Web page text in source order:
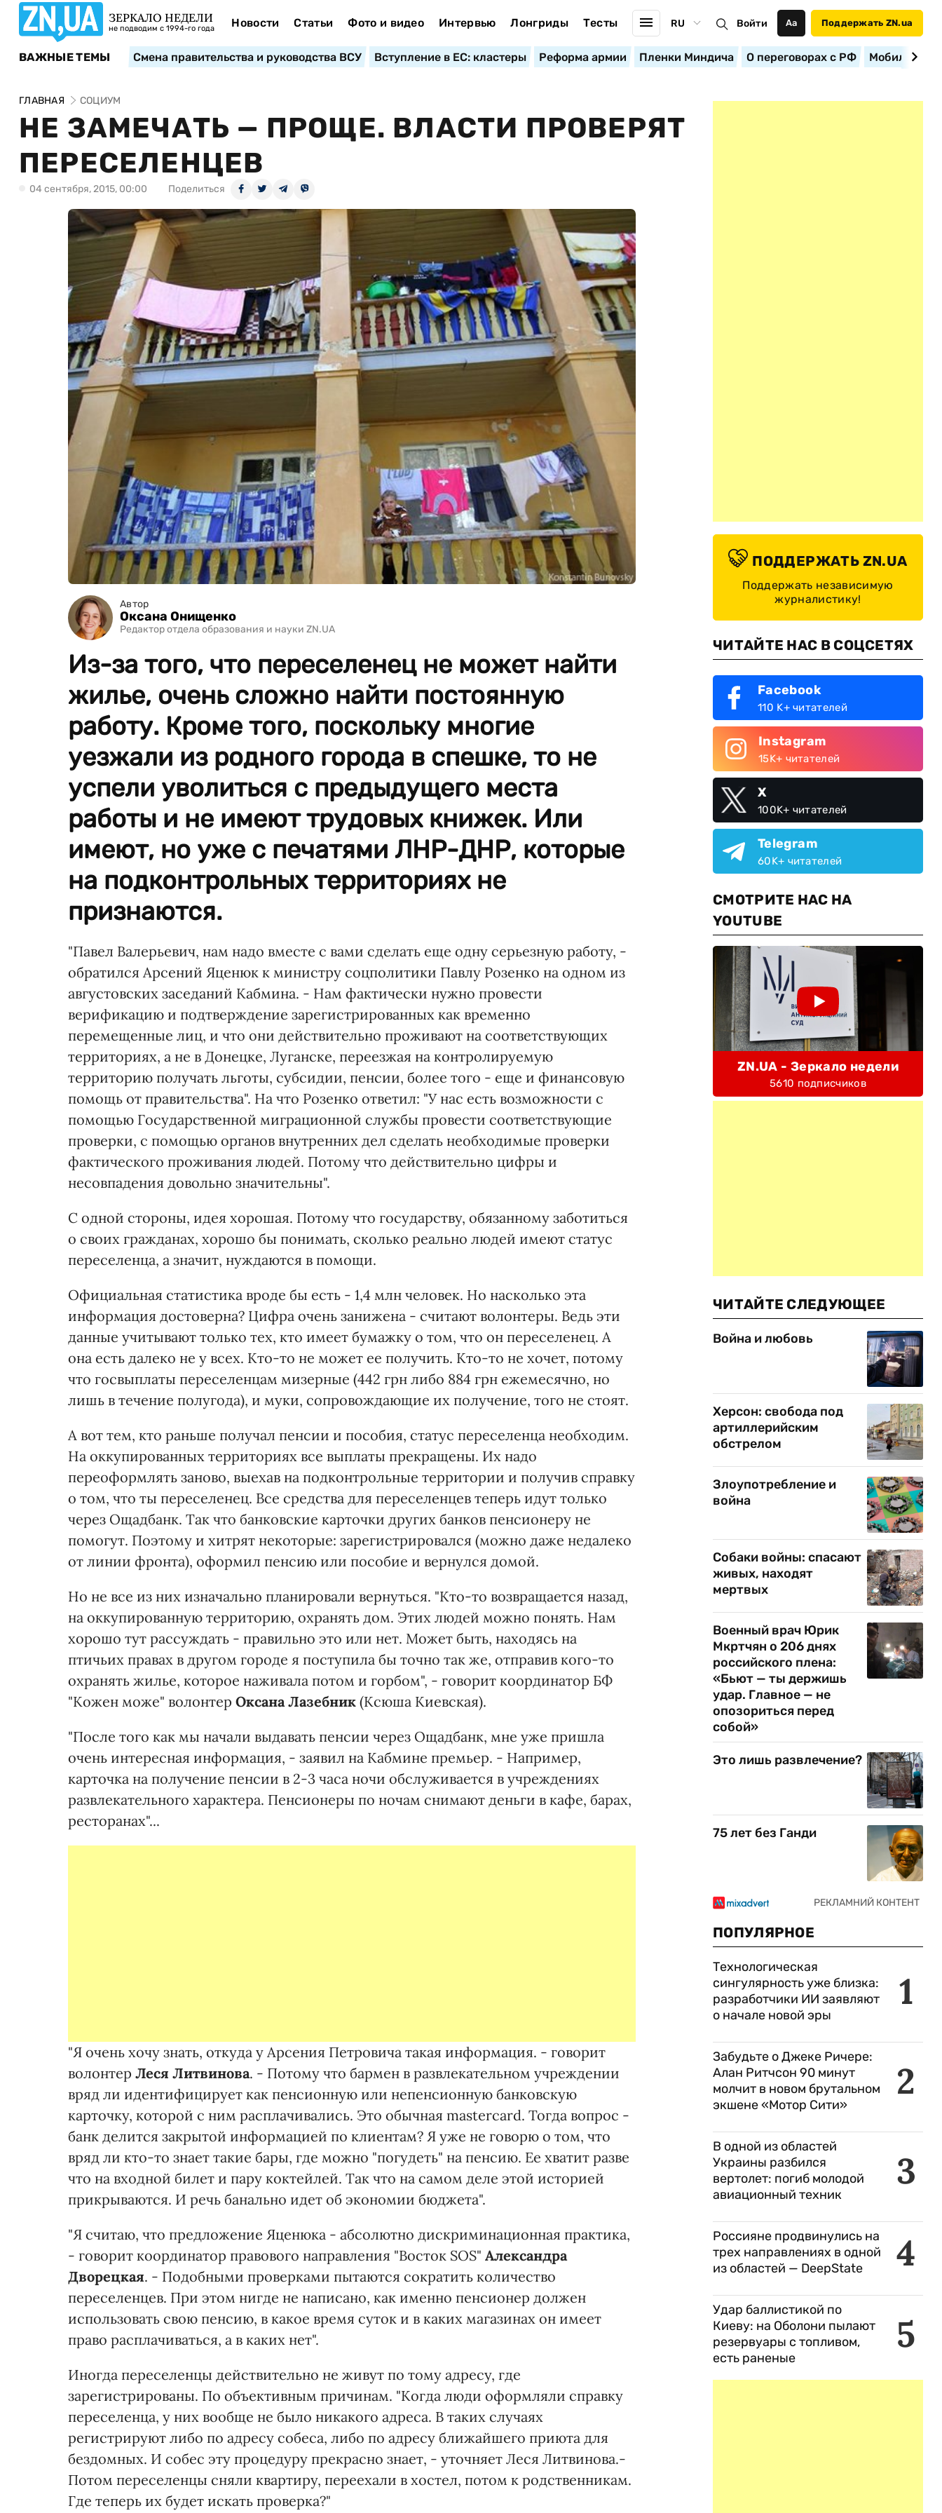
ЗЕРКАЛО НЕДЕЛИ
не подводим с 1994-го года Новости Статьи Фото и видео Интервью Лонгриды Тесты RU Войти Аа Поддержать ZN.ua
ВАЖНЫЕ ТЕМЫ Смена правительства и руководства ВСУ Вступление в ЕС: кластеры Реформа армии Пленки Миндича О переговорах с РФ
ГЛАВНАЯ СОЦИУМ
НЕ ЗАМЕЧАТЬ — ПРОЩЕ. ВЛАСТИ ПРОВЕРЯТ
ПЕРЕСЕЛЕНЦЕВ
04 сентября, 2015, 00:00 Поделиться
Автор
Оксана Онищенко
Редактор отдела образования и науки ZN.UA
Из-за того, что переселенец не может найти
жилье, очень сложно найти постоянную
работу. Кроме того, поскольку многие
уезжали из родного города в спешке, то не
успели уволиться с предыдущего места
работы и не имеют трудовых книжек. Или
имеют, но уже с печатями ЛНР-ДНР, которые
на подконтрольных территориях не
признаются.
"Павел Валерьевич, нам надо вместе с вами сделать еще одну серьезную работу, -
обратился Арсений Яценюк к министру соцполитики Павлу Розенко на одном из
августовских заседаний Кабмина. - Нам фактически нужно провести
верификацию и подтверждение зарегистрированных как временно
перемещенные лиц, и что они действительно проживают на соответствующих
территориях, а не в Донецке, Луганске, переезжая на контролируемую
территорию получать льготы, субсидии, пенсии, более того - еще и финансовую
помощь от правительства". На что Розенко ответил: "У нас есть возможности с
помощью Государственной миграционной службы провести соответствующие
проверки, с помощью органов внутренних дел сделать необходимые проверки
фактического проживания людей. Потому что действительно цифры и
несовпадения довольно значительны".
С одной стороны, идея хорошая. Потому что государству, обязанному заботиться
о своих гражданах, хорошо бы понимать, сколько реально людей имеют статус
переселенца, а значит, нуждаются в помощи.
Официальная статистика вроде бы есть - 1,4 млн человек. Но насколько эта
информация достоверна? Цифра очень занижена - считают волонтеры. Ведь эти
данные учитывают только тех, кто имеет бумажку о том, что он переселенец. А
она есть далеко не у всех. Кто-то не может ее получить. Кто-то не хочет, потому
что госвыплаты переселенцам мизерные (442 грн либо 884 грн ежемесячно, но
лишь в течение полугода), и муки, сопровождающие их получение, того не стоят.
А вот тем, кто раньше получал пенсии и пособия, статус переселенца необходим.
На оккупированных территориях все выплаты прекращены. Их надо
переоформлять заново, выехав на подконтрольные территории и получив справку
о том, что ты переселенец. Все средства для переселенцев теперь идут только
через Ощадбанк. Так что банковские карточки других банков пенсионеру не
помогут. Поэтому и хитрят некоторые: зарегистрировался (можно даже недалеко
от линии фронта), оформил пенсию или пособие и вернулся домой.
Но не все из них изначально планировали вернуться. "Кто-то возвращается назад,
на оккупированную территорию, охранять дом. Этих людей можно понять. Нам
хорошо тут рассуждать - правильно это или нет. Может быть, находясь на
птичьих правах в другом городе я поступила бы точно так же, отправив кого-то
охранять жилье, которое наживала потом и горбом", - говорит координатор БФ
"Кожен може" волонтер Оксана Лазебник (Ксюша Киевская).
"После того как мы начали выдавать пенсии через Ощадбанк, мне уже пришла
очень интересная информация, - заявил на Кабмине премьер. - Например,
карточка на получение пенсии в 2-3 часа ночи обслуживается в учреждениях
развлекательного характера. Пенсионеры по ночам снимают деньги в кафе, барах,
ресторанах"...
"Я очень хочу знать, откуда у Арсения Петровича такая информация. - говорит
волонтер Леся Литвинова. - Потому что бармен в развлекательном учреждении
вряд ли идентифицирует как пенсионную или непенсионную банковскую
карточку, которой с ним расплачивались. Это обычная mastercard. Тогда вопрос -
банк делится закрытой информацией по клиентам? Я уже не говорю о том, что
вряд ли кто-то знает такие бары, где можно "погудеть" на пенсию. Ее хватит разве
что на входной билет и пару коктейлей. Так что на самом деле этой историей
прикрываются. И речь банально идет об экономии бюджета".
"Я считаю, что предложение Яценюка - абсолютно дискриминационная практика,
- говорит координатор правового направления "Восток SOS" Александра
Дворецкая. - Подобными проверками пытаются сократить количество
переселенцев. При этом нигде не написано, как именно пенсионер должен
использовать свою пенсию, в какое время суток и в каких магазинах он имеет
право расплачиваться, а в каких нет".
Иногда переселенцы действительно не живут по тому адресу, где
зарегистрированы. По объективным причинам. "Когда люди оформляли справку
переселенца, у них вообще не было никакого адреса. В таких случаях
регистрируют либо по адресу собеса, либо по адресу ближайшего приюта для
бездомных. И собес эту процедуру прекрасно знает, - уточняет Леся Литвинова.-
Потом переселенцы сняли квартиру, переехали в хостел, потом к родственникам.
Где теперь их будет искать проверка?"
ПОДДЕРЖАТЬ ZN.UA
Поддержать независимую
журналистику!
ЧИТАЙТЕ НАС В СОЦСЕТЯХ
Facebook
110 K+ читателей
Instagram
15K+ читателей
X
100K+ читателей
Telegram
60K+ читателей
СМОТРИТЕ НАС НА
YOUTUBE
ZN.UA - Зеркало недели
5610 подписчиков
ЧИТАЙТЕ СЛЕДУЮЩЕЕ
Война и любовь
Херсон: свобода под
артиллерийским
обстрелом
Злоупотребление и
война
Собаки войны: спасают
живых, находят
мертвых
Военный врач Юрик
Мкртчян о 206 днях
российского плена:
«Бьют — ты держишь
удар. Главное — не
опозориться перед
собой»
Это лишь развлечение?
75 лет без Ганди
ПОПУЛЯРНОЕ
1
Технологическая
сингулярность уже близка:
разработчики ИИ заявляют
о начале новой эры
2
Забудьте о Джеке Ричере:
Алан Ритчсон 90 минут
молчит в новом брутальном
экшене «Мотор Сити»
3
В одной из областей
Украины разбился
вертолет: погиб молодой
авиационный техник
4
Россияне продвинулись на
трех направлениях в одной
из областей — DeepState
5
Удар баллистикой по
Киеву: на Оболони пылают
резервуары с топливом,
есть раненые